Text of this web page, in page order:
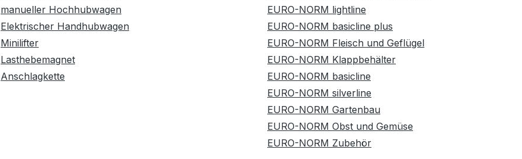
manueller Hochhubwagen
Elektrischer Handhubwagen
Minilifter
Lasthebemagnet
Anschlagkette
EURO-NORM lightline
EURO-NORM basicline plus
EURO-NORM Fleisch und Geflügel
EURO-NORM Klappbehälter
EURO-NORM basicline
EURO-NORM silverline
EURO-NORM Gartenbau
EURO-NORM Obst und Gemüse
EURO-NORM Zubehör